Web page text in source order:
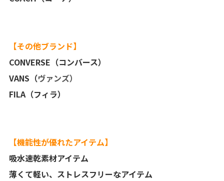
【その他ブランド】
CONVERSE（コンバース）
VANS（ヴァンズ）
FILA（フィラ）
【機能性が優れたアイテム】
吸水速乾素材アイテム
薄くて軽い、ストレスフリーなアイテム